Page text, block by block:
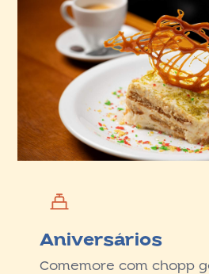
Aniversários
Comemore com chopp